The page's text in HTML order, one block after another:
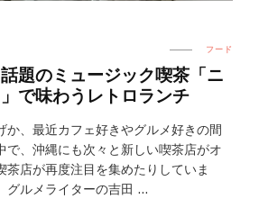
フード
題のミュージック喫茶「ニ
で味わうレトロランチ
か、最近カフェ好きやグルメ好きの間
で、沖縄にも次々と新しい喫茶店がオ
茶店が再度注目を集めたりしていま
グルメライターの吉田 …